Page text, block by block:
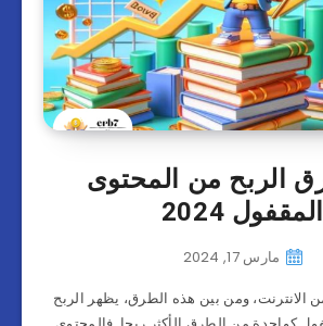
الربح من المحتوى
المقفول 2024
مارس 17, 2024
الانترنت، ومن بين هذه الطرق، يظهر الربح